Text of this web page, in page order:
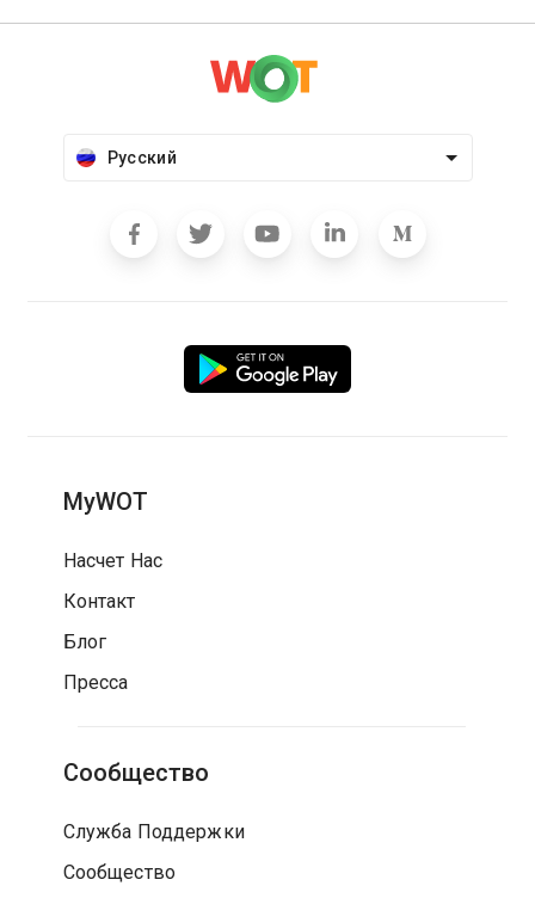
Русский
MyWOT
Насчет Нас
Контакт
Блог
Пресса
Сообщество
Служба Поддержки
Сообщество